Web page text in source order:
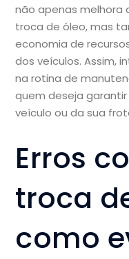
não apenas melhora
troca de óleo, mas
economia de
dos veículos. Assim,
na rotina de
quem deseja
veículo ou da sua
Erros
troca
como